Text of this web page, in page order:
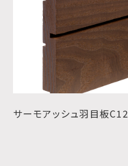
サーモアッシュ羽目板C12